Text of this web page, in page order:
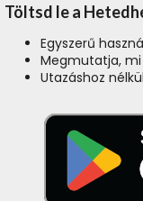
Töltsd le a
Egyszerű
Megmutatja,
Utazáshoz